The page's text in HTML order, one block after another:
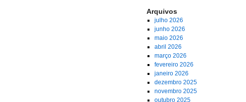
Arquivos
julho 2026
junho 2026
maio 2026
abril 2026
março 2026
fevereiro 2026
janeiro 2026
dezembro 2025
novembro 2025
outubro 2025